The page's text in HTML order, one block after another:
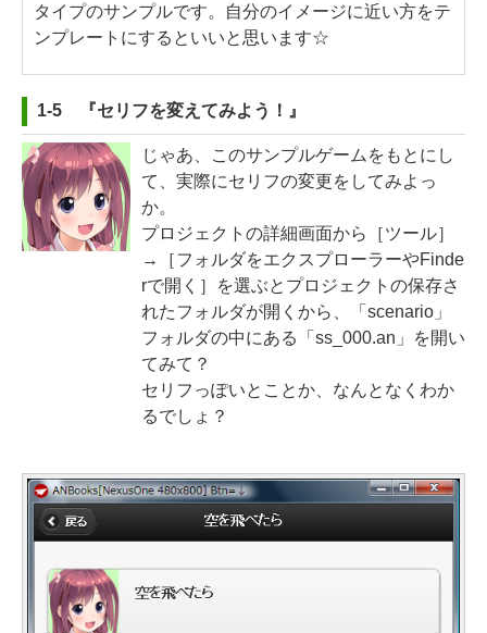
タイプのサンプルです。自分のイメージに近い方をテ
ンプレートにするといいと思います☆
1-5 『セリフを変えてみよう！』
じゃあ、このサンプルゲームをもとにし
て、実際にセリフの変更をしてみよっ
か。
プロジェクトの詳細画面から［ツール］
→［フォルダをエクスプローラーやFinde
rで開く］を選ぶとプロジェクトの保存さ
れたフォルダが開くから、「scenario」
フォルダの中にある「ss_000.an」を開い
てみて？
セリフっぽいとことか、なんとなくわか
るでしょ？